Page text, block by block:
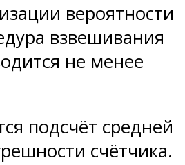
вероятности
взвешивания
не менее
подсчёт средней
счётчика.